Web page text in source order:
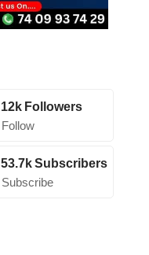
12k Followers
Follow
53.7kSubscribers
Subscribe